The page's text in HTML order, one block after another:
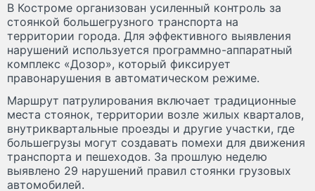
В Костроме организован усиленный контроль за
стоянкой большегрузного транспорта на
территории города. Для эффективного выявления
нарушений используется программно-аппаратный
комплекс «Дозор», который фиксирует
правонарушения в автоматическом режиме.
Маршрут патрулирования включает традиционные
места стоянок, территории возле жилых кварталов,
внутриквартальные проезды и другие участки, где
большегрузы могут создавать помехи для движения
транспорта и пешеходов. За прошлую неделю
выявлено 29 нарушений правил стоянки грузовых
автомобилей.